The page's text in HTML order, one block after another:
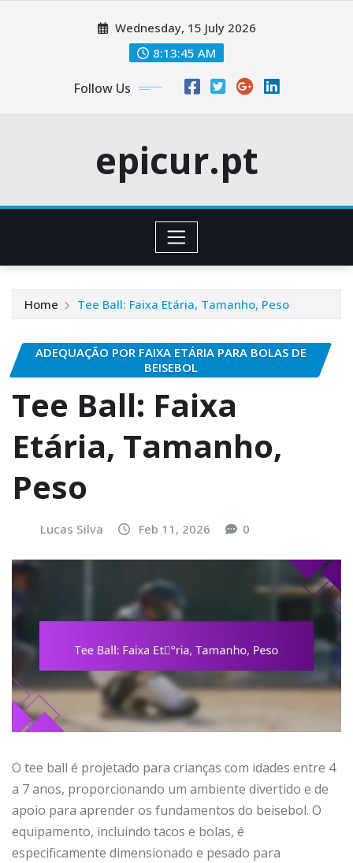
Wednesday, 15 July 2026
8:13:46 AM
Follow Us
epicur.pt
Home Tee Ball: Faixa Etária, Tamanho, Peso
ADEQUAÇÃO POR FAIXA ETÁRIA PARA BOLAS DE
BEISEBOL
Tee Ball: Faixa
Etária, Tamanho,
Peso
Lucas Silva Feb 11, 2026 0
O tee ball é projetado para crianças com idades entre 4
a 7 anos, proporcionando um ambiente divertido e de
apoio para aprender os fundamentos do beisebol. O
equipamento, incluindo tacos e bolas, é
especificamente dimensionado e pesado para